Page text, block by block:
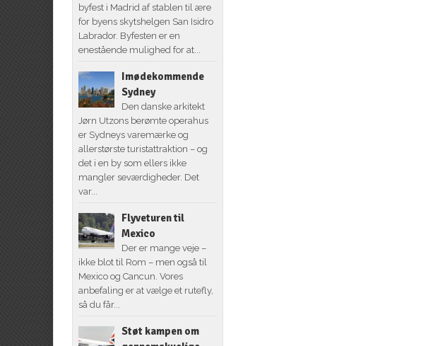
byfest i Madrid af stablen til ære
for byens skytshelgen San Isidro
Labrador. Byfesten er en
enestående mulighed for at...
Imødekommende
Sydney
Den danske arkitekt
Jørn Utzons berømte operahus
er Sydneys varemærke og
allerstørste turistattraktion – og
det i en by som ellers ikke
mangler seværdigheder. Det
var...
Flyveturen til
Mexico
Der er mange veje –
ikke blot til Rom – men også til
Mexico og Cancun. Vores
anbefaling er at vælge et rutefly,
så du får...
Støt kampen om